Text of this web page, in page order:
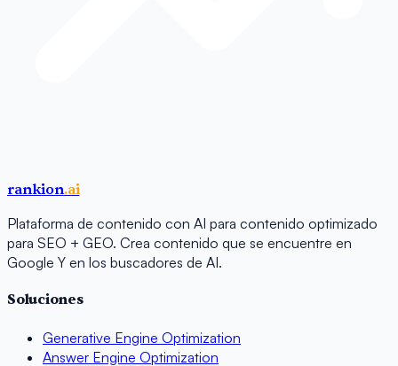
rankion.ai
Plataforma de contenido con AI para contenido optimizado
para SEO + GEO. Crea contenido que se encuentre en
Google Y en los buscadores de AI.
Soluciones
Generative Engine Optimization
Answer Engine Optimization